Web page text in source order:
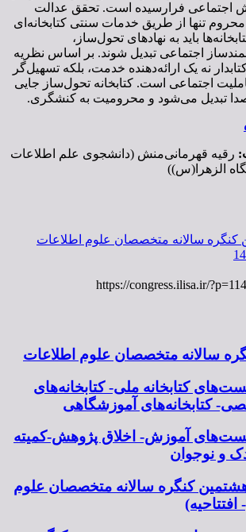
اجتماعی فرارسیده است. تحقق عدالت
تنها از طریق خدمات سنتی کتابخانه‌ای
باید به نهادهای تحول‌ساز،
اجتماعی تبدیل شوند. بر اساس نظریه
نه یک ارائه‌دهنده خدمت، بلکه تسهیل‌گر
اجتماعی است. کتابخانه تحول‌ساز جایی
تبدیل می‌شود و محرومیت به کنشگری.
رقیه قهرمانی‌منش (دانشجوی علم اطلاعات
الزهرا(س))
کنگره سالانه متخصصان علوم اطلاعات
سالانه متخصصان علوم اطلاعات
کتابخانه ملی- کتابخانه‌های
کتابخانه‌های آموزشگاهی
آموزش- اخلاق پژوهش-کمیته
و نوجوان
هشتمین کنگره سالانه متخصصان علوم